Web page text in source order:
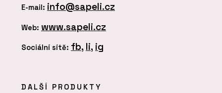
E-mail: info@sapeli.cz
Web: www.sapeli.cz
Sociální sítě: fb, li, ig
DALŠÍ PRODUKTY